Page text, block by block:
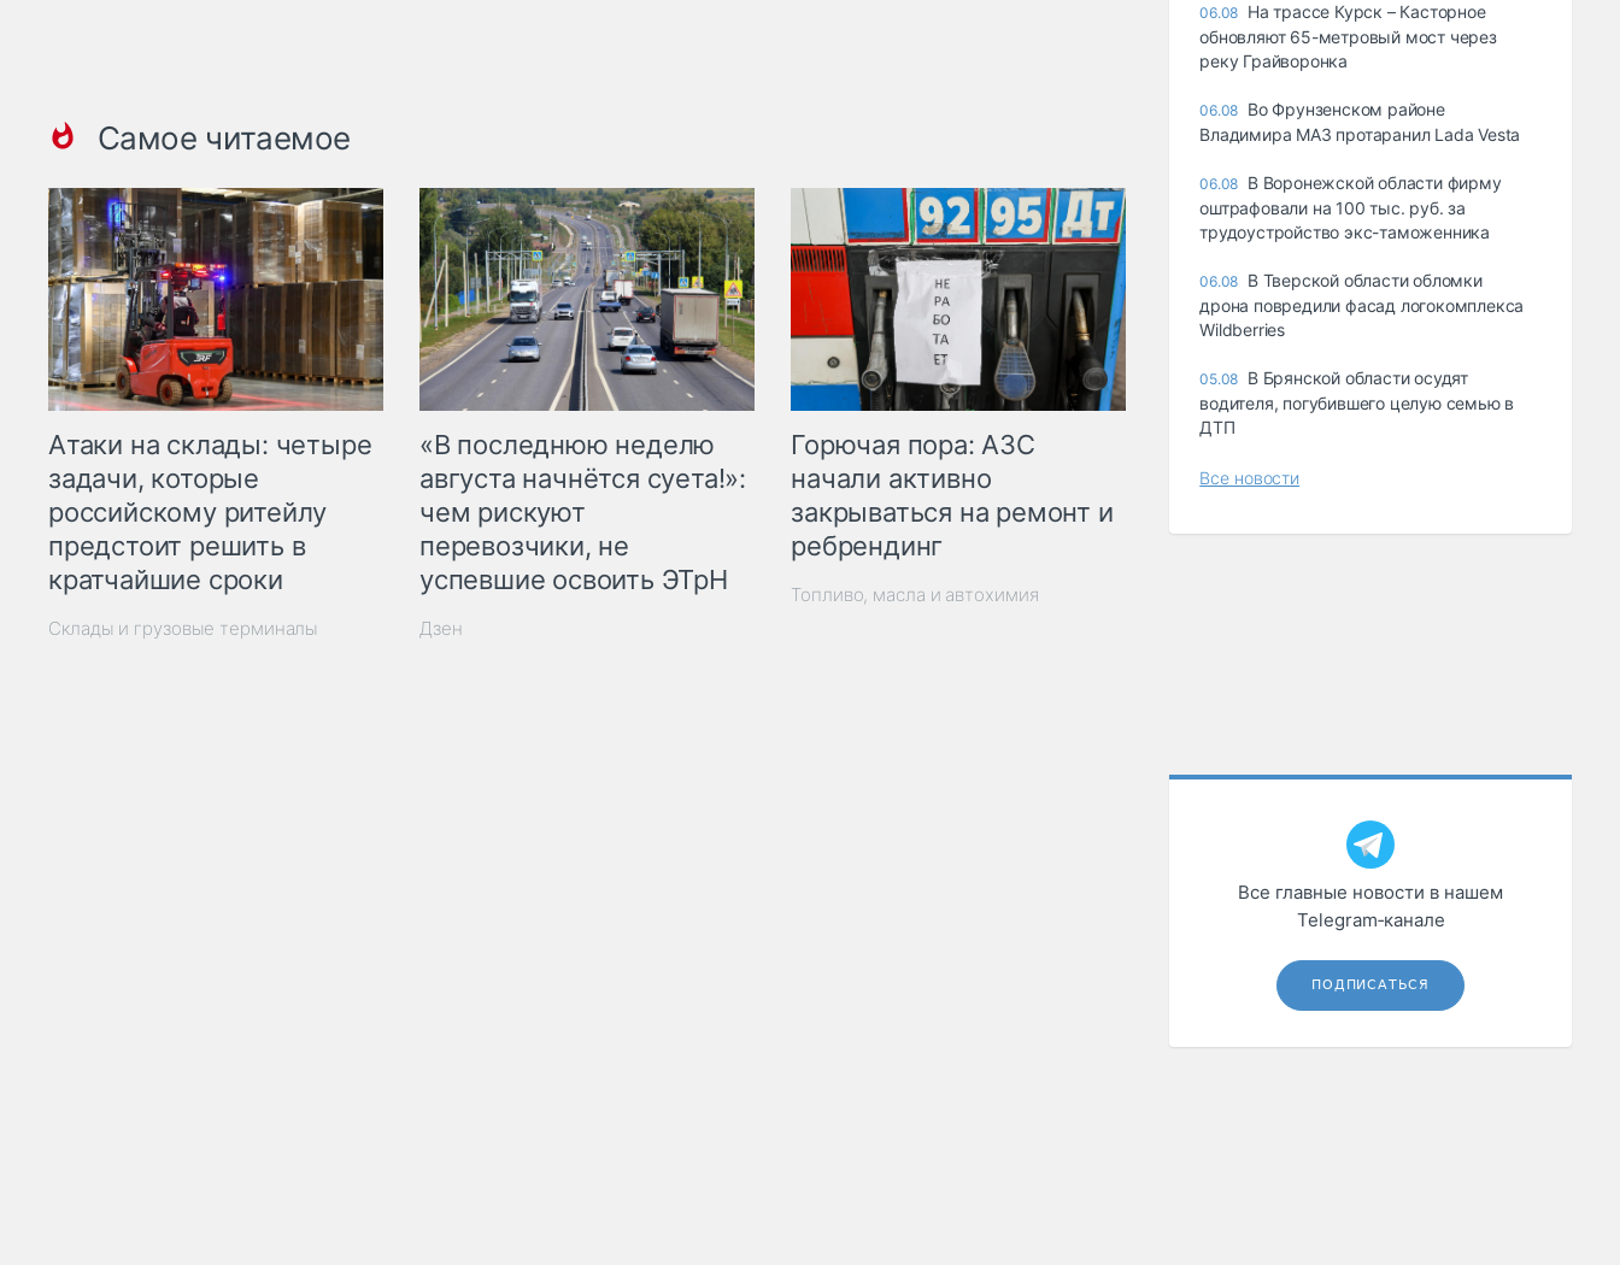
Самое читаемое
Атаки на склады: четыре
задачи, которые
российскому ритейлу
предстоит решить в
кратчайшие сроки
Склады и грузовые терминалы
«В последнюю неделю
августа начнётся суета!»:
чем рискуют
перевозчики, не
успевшие освоить ЭТрН
Дзен
Горючая пора: АЗС
начали активно
закрываться на ремонт и
ребрендинг
Топливо, масла и автохимия
06.08 На трассе Курск – Касторное
обновляют 65-метровый мост через
реку Грайворонка
06.08 Во Фрунзенском районе
Владимира МАЗ протаранил Lada Vesta
06.08 В Воронежской области фирму
оштрафовали на 100 тыс. руб. за
трудоустройство экс-таможенника
06.08 В Тверской области обломки
дрона повредили фасад логокомплекса
Wildberries
05.08 В Брянской области осудят
водителя, погубившего целую семью в
ДТП
Все новости
Все главные новости в нашем
Telegram‑канале
ПОДПИСАТЬСЯ